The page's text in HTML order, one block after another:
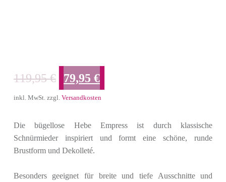
119,95€
Ursprünglicher Preis war: 119,95 €
79,95 €
Aktueller Preis ist: 79,95 €.
inkl. MwSt. zzgl. Versandkosten
Die bügellose Hebe Empress ist durch klassische
Schnürmieder inspiriert und formt eine schöne, runde
Brustform und Dekolleté.
Besonders geeignet für breite und tiefe Ausschnitte und